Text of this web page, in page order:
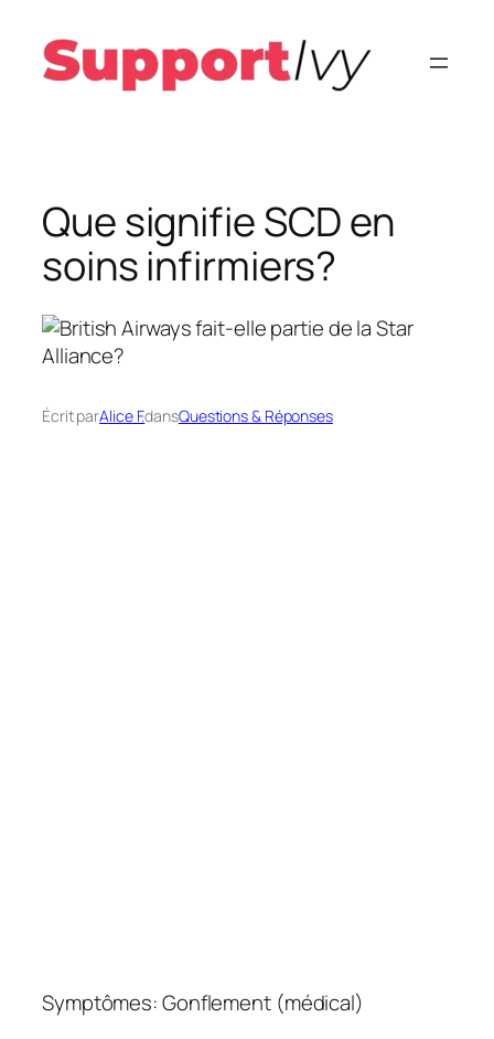
contenu
Que signifie SCD en
soins infirmiers?
Écrit parAlice F.dansQuestions & Réponses
Symptômes:Gonflement (médical)